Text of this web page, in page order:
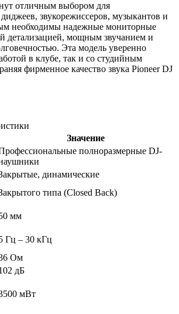
отличным выбором для
звукорежиссеров, музыкантов и
необходимы надежные мониторные
детализацией, мощным звучанием и
Эта модель уверенно
в клубе, так и со студийным
фирменное качество звука Pioneer DJ
Значение
полноразмерные DJ-
динамические
типа (Closed Back)
мм
Гц – 30 кГц
Ом
дБ
мВт